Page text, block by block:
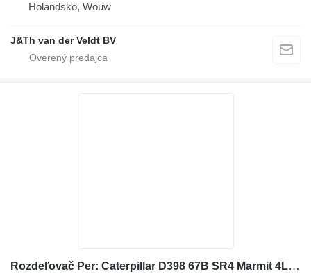
Holandsko, Wouw
J&Th van der Veldt BV
Rozdeľovač Per: Caterpillar D398 67B SR4 Marmit 4L6193 na buldozéra Caterpillar D398 67B2204